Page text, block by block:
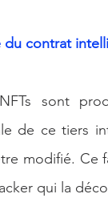
du contrat
sont
de ce tiers
modifié. Ce
qui la